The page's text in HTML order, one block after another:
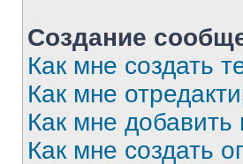
Создание
Как мне создать
Как мне
Как мне
Как мне создать